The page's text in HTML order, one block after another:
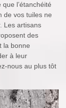
l’étanchéité
de vos tuiles ne
Les artisans
des
la bonne
à leur
nous au plus tôt